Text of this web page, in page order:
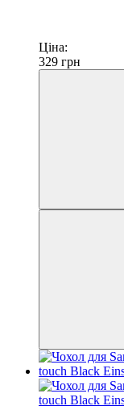
Ціна:
329 грн